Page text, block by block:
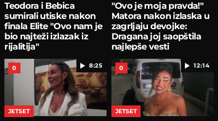
Teodora i Bebica
sumirali utiske nakon
finala Elite "Ovo nam je
bio najteži izlazak iz
rijalitija"
"Ovo je moja pravda!"
Matora nakon izlaska u
zagrljaju devojke:
Dragana joj saopštila
najlepše vesti
8:25
0
JETSET
12:14
0
JETSET